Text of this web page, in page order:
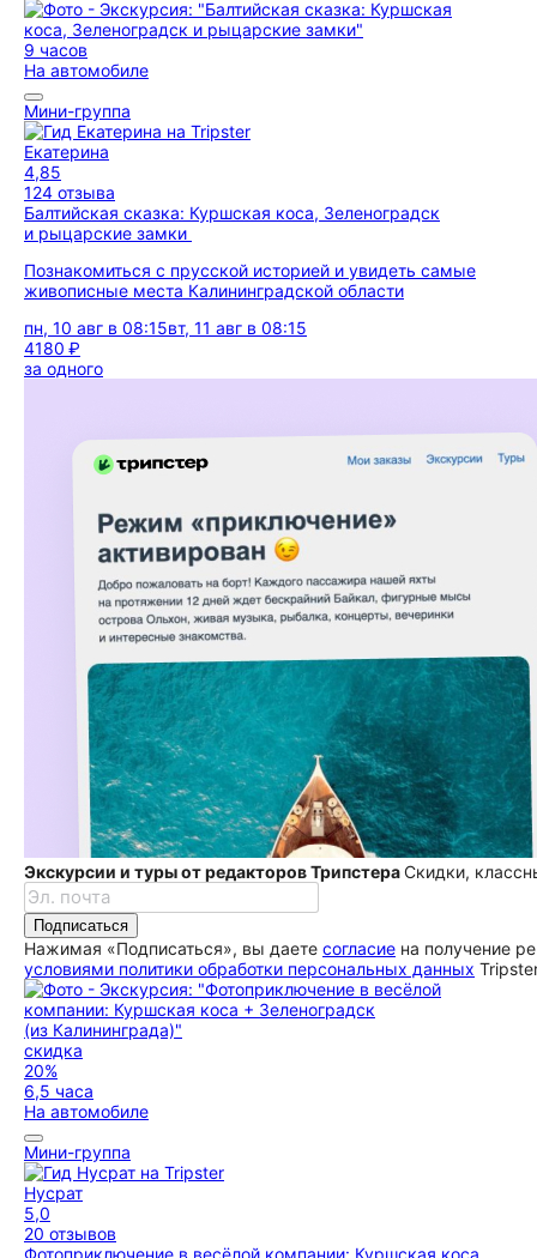
9 часов
На автомобиле
Мини-группа
Екатерина
4,85
124 отзыва
Балтийская сказка: Куршская коса, Зеленоградск
и рыцарские замки
Познакомиться с прусской историей и увидеть самые
живописные места Калининградской области
пн, 10 авг в 08:15вт, 11 авг в 08:15
4180 ₽
за одного
Экскурсии и туры от редакторов ТрипстераСкидки,
Подписаться
Нажимая «Подписаться», вы даете согласие на получение
условиями политики обработки персональных данных
скидка
20%
6,5 часа
На автомобиле
Мини-группа
Нусрат
5,0
20 отзывов
Фотоприключение в весëлой компании: Куршская коса